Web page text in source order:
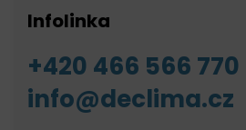
Infolinka
+420 466 566 770
info@declima.cz